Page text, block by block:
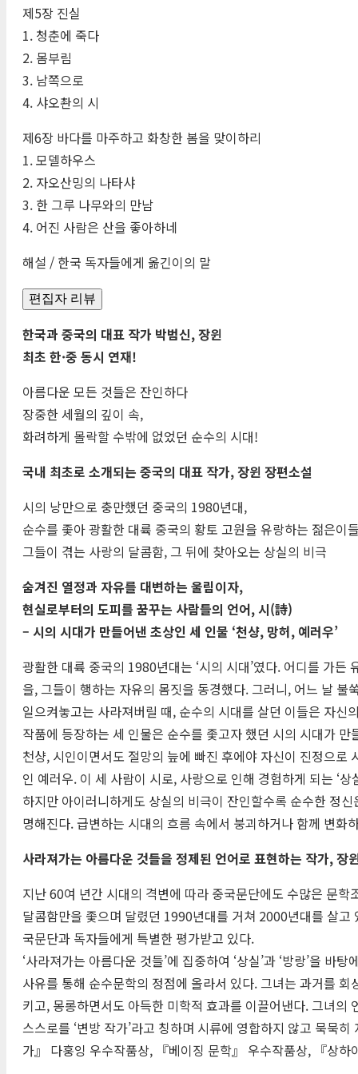
제5장 진실
1. 청춘에 죽다
2. 몸부림
3. 남쪽으로
4. 샤오촨의 시
제6장 바다를 마주하고 화창한 봄을 맞이하리
1. 모델하우스
2. 자오산밍의 나타샤
3. 한 그루 나무와의 만남
4. 어진 사람은 산을 좋아하네
해설 / 한국 독자들에게 옮긴이의 말
편집자 리뷰
한국과 중국의 대표 작가 박범신, 장윈
최초 한·중 동시 연재!
아름다운 모든 것들은 잔인하다
장중한 세월의 깊이 속,
화려하게 몰락할 수밖에 없었던 순수의 시대!
국내 최초로 소개되는 중국의 대표 작가, 장윈 장편소설
시의 낭만으로 충만했던 중국의 1980년대,
순수를 좇아 광활한 대륙 중국의 황토 고원을 유랑하는 젊은이
그들이 겪는 사랑의 달콤함, 그 뒤에 찾아오는 상실의 비극
숨겨진 열정과 자유를 대변하는 울림이자,
현실로부터의 도피를 꿈꾸는 사람들의 언어, 시(詩)
– 시의 시대가 만들어낸 초상인 세 인물 ‘천샹, 망허, 예러우’
광활한 대륙 중국의 1980년대는 ‘시의 시대’였다. 어디를 가
을, 그들이 행하는 자유의 몸짓을 동경했다. 그러니, 어느 날
일으켜놓고는 사라져버릴 때, 순수의 시대를 살던 이들은 자신
작품에 등장하는 세 인물은 순수를 좇고자 했던 시의 시대가
천샹, 시인이면서도 절망의 늪에 빠진 후에야 자신이 진정으
인 예러우. 이 세 사람이 시로, 사랑으로 인해 경험하게 되는 ‘
하지만 아이러니하게도 상실의 비극이 잔인할수록 순수한 정
명해진다. 급변하는 시대의 흐름 속에서 붕괴하거나 함께 변
사라져가는 아름다운 것들을 정제된 언어로 표현하는 작가, 장
지난 60여 년간 시대의 격변에 따라 중국문단에도 수많은 문
달콤함만을 좇으며 달렸던 1990년대를 거쳐 2000년대를 살
국문단과 독자들에게 특별한 평가받고 있다.
‘사라져가는 아름다운 것들’에 집중하여 ‘상실’과 ‘방랑’을
사유를 통해 순수문학의 정점에 올라서 있다. 그녀는 과거를
키고, 몽롱하면서도 아득한 미학적 효과를 이끌어낸다. 그녀
스스로를 ‘변방 작가’라고 칭하며 시류에 영합하지 않고 묵묵
가』 다훙잉 우수작품상, 『베이징 문학』 우수작품상, 『상